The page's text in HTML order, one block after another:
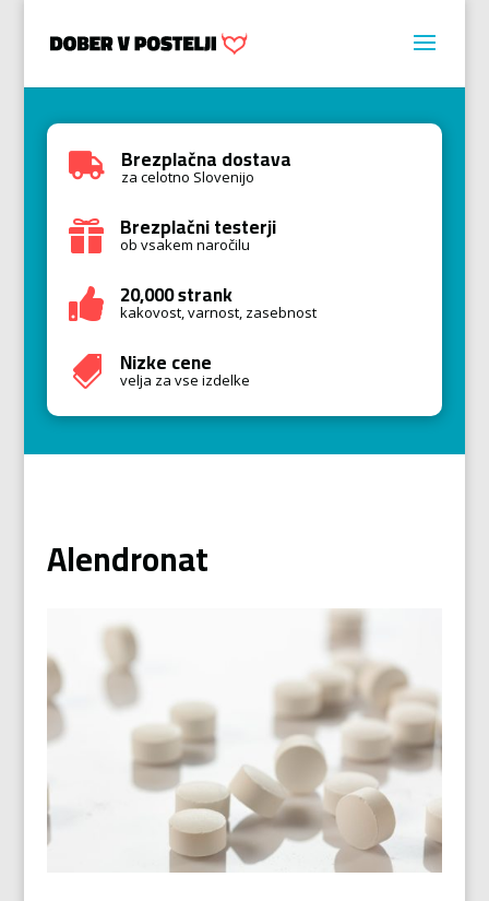
 Brezplačna dostava
za celotno Slovenijo
 Brezplačni testerji
ob vsakem naročilu
 20,000 strank
kakovost, varnost, zasebnost
 Nizke cene
velja za vse izdelke
Alendronat